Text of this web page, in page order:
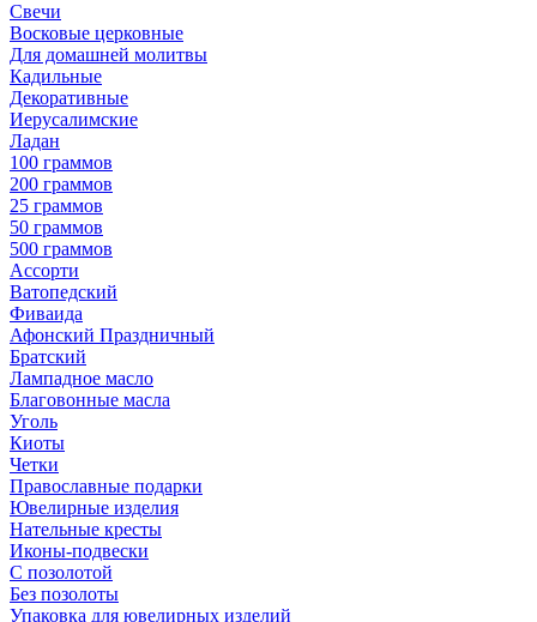
Свечи
Восковые церковные
Для домашней молитвы
Кадильные
Декоративные
Иерусалимские
Ладан
100 граммов
200 граммов
25 граммов
50 граммов
500 граммов
Ассорти
Ватопедский
Фиваида
Афонский Праздничный
Братский
Лампадное масло
Благовонные масла
Уголь
Киоты
Четки
Православные подарки
Ювелирные изделия
Нательные кресты
Иконы-подвески
С позолотой
Без позолоты
Упаковка для ювелирных изделий